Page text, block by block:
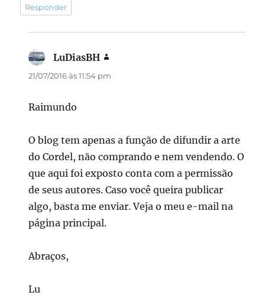
Responder
LuDiasBH
21/07/2016 às 11:54 pm
Raimundo
O blog tem apenas a função de difundir a arte
do Cordel, não comprando e nem vendendo. O
que aqui foi exposto conta com a permissão
de seus autores. Caso você queira publicar
algo, basta me enviar. Veja o meu e-mail na
página principal.
Abraços,
Lu